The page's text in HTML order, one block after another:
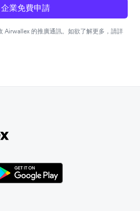
企業免費申請
Airwallex 的推廣通訊。如欲了解更多，請詳